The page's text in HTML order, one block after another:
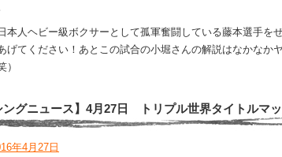
本人ヘビー級ボクサーとして孤軍奮闘している藤本選手を
げてください！あとこの試合の小堀さんの解説はなかなか
）
ングニュース】4月27日 トリプル世界タイトルマ
年4月27日